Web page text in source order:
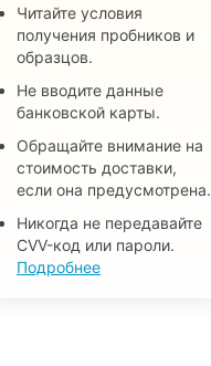
Читайте условия
получения пробников и
образцов.
Не вводите данные
банковской карты.
Обращайте внимание на
стоимость доставки,
если она предусмотрена.
Никогда не передавайте
CVV-код или пароли.
Подробнее